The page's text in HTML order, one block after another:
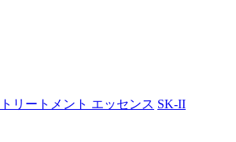
リートメント エッセンス SK-II